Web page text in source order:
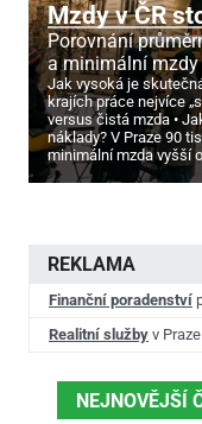
Mzdy v ČR
Porovnání
a minimální mzdy
Jak vysoká je
krajích práce nejvíce
versus čistá mzda
náklady? V Praze 90
minimální mzda vyšší
REKLAMA
Finanční poradenství
Realitní služby v
NEJNOVĚJŠÍ